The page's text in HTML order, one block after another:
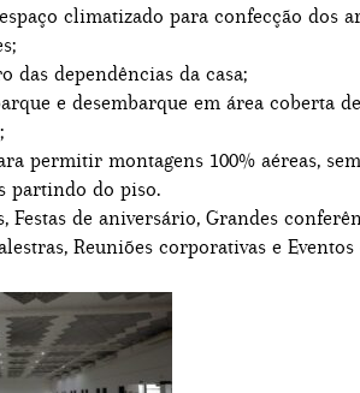
climatizado para confecção dos
das dependências da casa;
e desembarque em área coberta
permitir montagens 100% aéreas,
partindo do piso.
Festas de aniversário, Grandes
Reuniões corporativas e